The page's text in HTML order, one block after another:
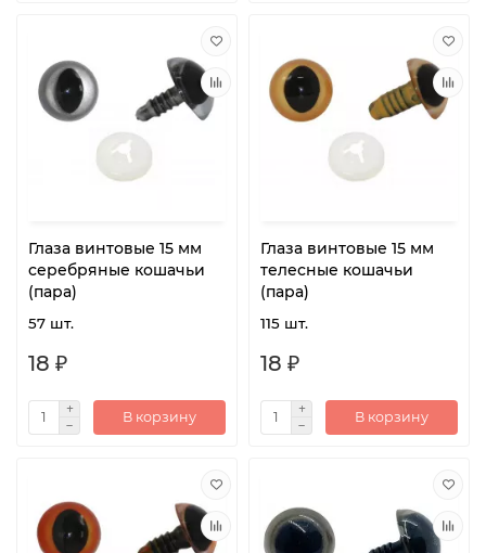
Глаза винтовые 15 мм
серебряные кошачьи
(пара)
57 шт.
18 ₽
В корзину
Глаза винтовые 15 мм
телесные кошачьи
(пара)
115 шт.
18 ₽
В корзину